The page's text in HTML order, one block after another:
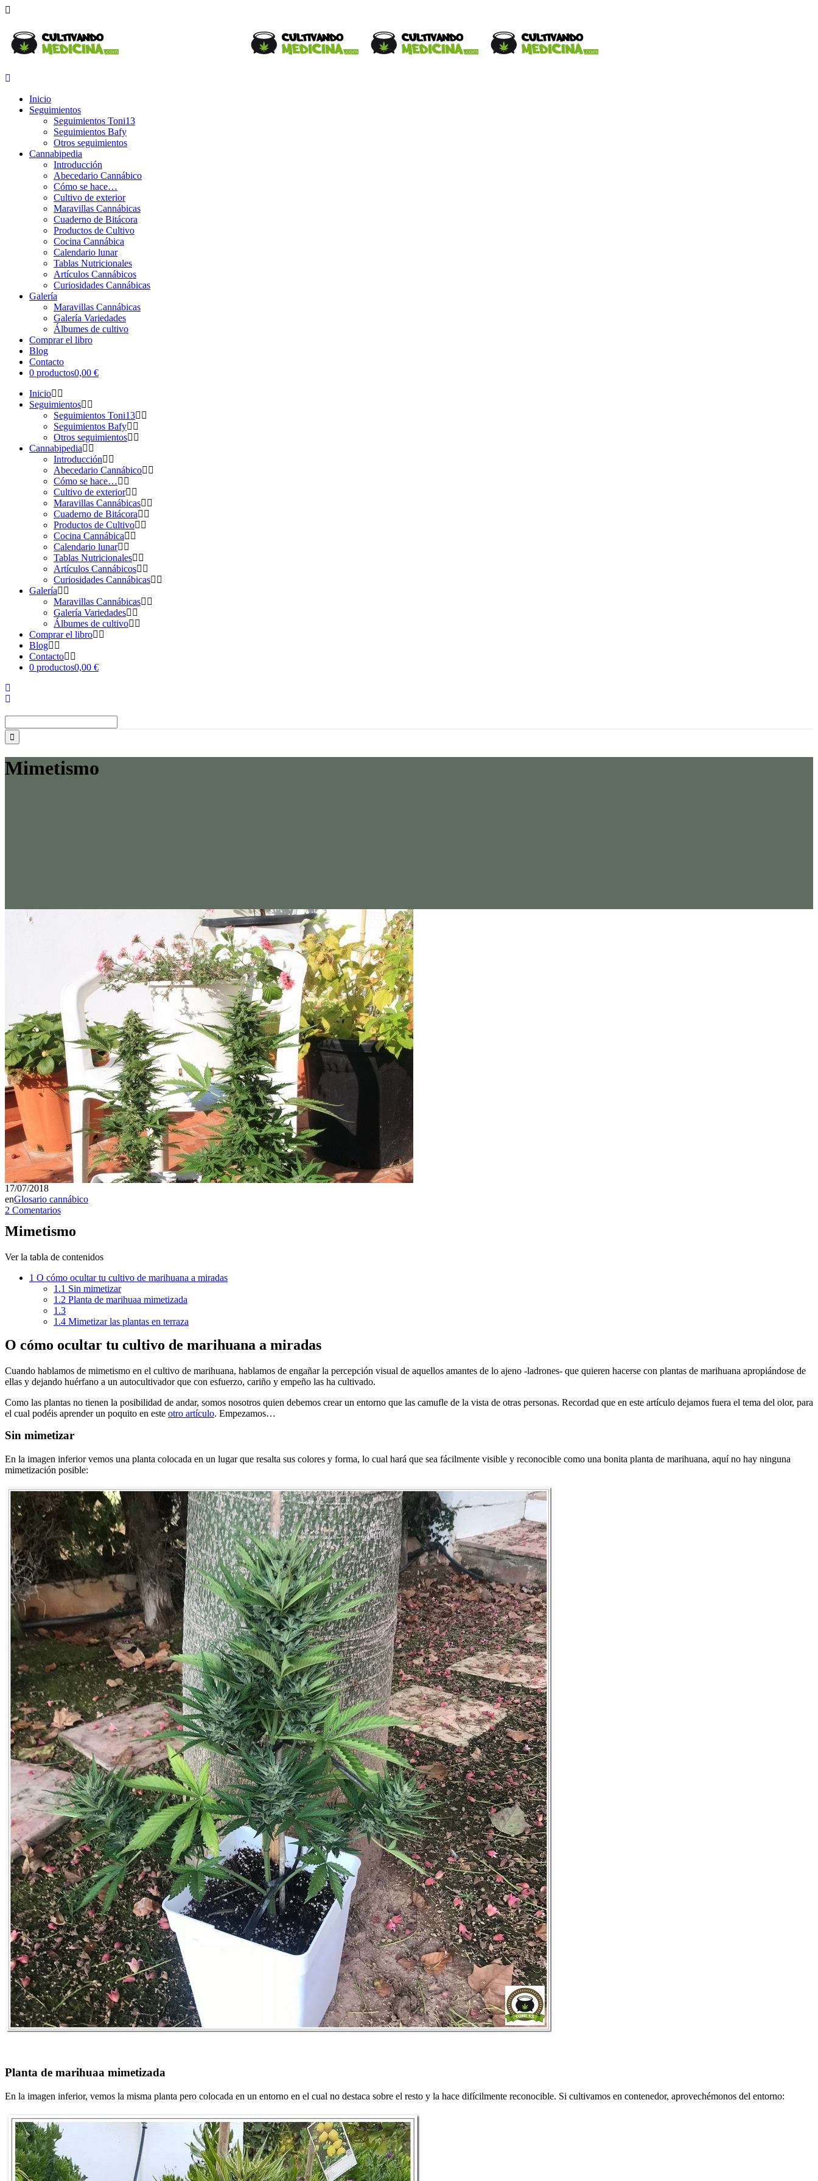
Inicio
Seguimientos
Seguimientos Toni13
Seguimientos Bafy
Otros seguimientos
Cannabipedia
Introducción
Abecedario Cannábico
Cómo se hace…
Cultivo de exterior
Maravillas Cannábicas
Cuaderno de Bitácora
Productos de Cultivo
Cocina Cannábica
Calendario lunar
Tablas Nutricionales
Artículos Cannábicos
Curiosidades Cannábicas
Galería
Maravillas Cannábicas
Galería Variedades
Álbumes de cultivo
Comprar el libro
Blog
Contacto
0 productos0,00 €
Inicio
Seguimientos
Seguimientos Toni13
Seguimientos Bafy
Otros seguimientos
Cannabipedia
Introducción
Abecedario Cannábico
Cómo se hace…
Cultivo de exterior
Maravillas Cannábicas
Cuaderno de Bitácora
Productos de Cultivo
Cocina Cannábica
Calendario lunar
Tablas Nutricionales
Artículos Cannábicos
Curiosidades Cannábicas
Galería
Maravillas Cannábicas
Galería Variedades
Álbumes de cultivo
Comprar el libro
Blog
Contacto
0 productos0,00 €
Mimetismo
17/07/2018
enGlosario cannábico
2 Comentarios
Mimetismo
Ver la tabla de contenidos
1 O cómo ocultar tu cultivo de marihuana a miradas
1.1 Sin mimetizar
1.2 Planta de marihuaa mimetizada
1.3
1.4 Mimetizar las plantas en terraza
O cómo ocultar tu cultivo de marihuana a miradas
Cuando hablamos de mimetismo en el cultivo de marihuana, hablamos de engañar la percepción visual de aquellos amantes de lo ajeno -ladrones- que quieren hacerse con plantas de marihuana apropiándose de
ellas y dejando huérfano a un autocultivador que con esfuerzo, cariño y empeño las ha cultivado.
Como las plantas no tienen la posibilidad de andar, somos nosotros quien debemos crear un entorno que las camufle de la vista de otras personas. Recordad que en este artículo dejamos fuera el tema del olor, para
el cual podéis aprender un poquito en este otro artículo. Empezamos…
Sin mimetizar
En la imagen inferior vemos una planta colocada en un lugar que resalta sus colores y forma, lo cual hará que sea fácilmente visible y reconocible como una bonita planta de marihuana, aquí no hay ninguna
mimetización posible:
Planta de marihuaa mimetizada
En la imagen inferior, vemos la misma planta pero colocada en un entorno en el cual no destaca sobre el resto y la hace difícilmente reconocible. Si cultivamos en contenedor, aprovechémonos del entorno: